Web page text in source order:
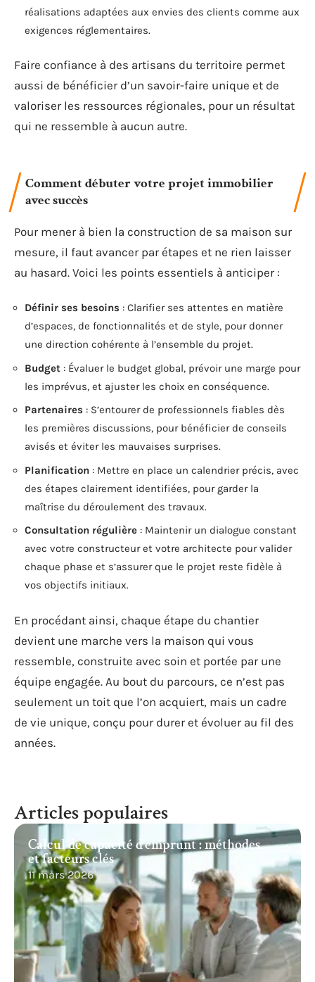
réalisations adaptées aux envies des clients comme aux
exigences réglementaires.
Faire confiance à des artisans du territoire permet
aussi de bénéficier d’un savoir-faire unique et de
valoriser les ressources régionales, pour un résultat
qui ne ressemble à aucun autre.
Comment débuter votre projet immobilier
avec succès
Pour mener à bien la construction de sa maison sur
mesure, il faut avancer par étapes et ne rien laisser
au hasard. Voici les points essentiels à anticiper :
Définir ses besoins : Clarifier ses attentes en matière
d’espaces, de fonctionnalités et de style, pour donner
une direction cohérente à l’ensemble du projet.
Budget : Évaluer le budget global, prévoir une marge pour
les imprévus, et ajuster les choix en conséquence.
Partenaires : S’entourer de professionnels fiables dès
les premières discussions, pour bénéficier de conseils
avisés et éviter les mauvaises surprises.
Planification : Mettre en place un calendrier précis, avec
des étapes clairement identifiées, pour garder la
maîtrise du déroulement des travaux.
Consultation régulière : Maintenir un dialogue constant
avec votre constructeur et votre architecte pour valider
chaque phase et s’assurer que le projet reste fidèle à
vos objectifs initiaux.
En procédant ainsi, chaque étape du chantier
devient une marche vers la maison qui vous
ressemble, construite avec soin et portée par une
équipe engagée. Au bout du parcours, ce n’est pas
seulement un toit que l’on acquiert, mais un cadre
de vie unique, conçu pour durer et évoluer au fil des
années.
Articles populaires
Calcul de capacité d’emprunt : méthodes
et facteurs clés
11 mars 2026